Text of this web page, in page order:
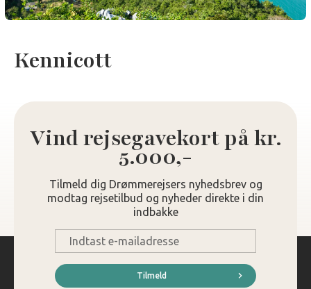
Kennicott
Vind rejsegavekort på kr.
5.000,-
Tilmeld dig Drømmerejsers nyhedsbrev og
modtag rejsetilbud og nyheder direkte i din
indbakke
mail
*
Tilmeld